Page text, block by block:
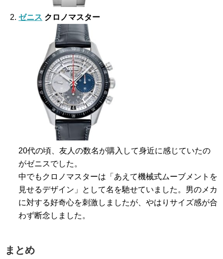
ゼニス クロノマスター
20代の頃、友人の数名が購入して身近に感じていたの
がゼニスでした。
中でもクロノマスターは「あえて機械式ムーブメントを
見せるデザイン」として名を馳せていました。男のメカ
に対する好奇心を刺激しましたが、やはりサイズ感が合
わず断念しました。
まとめ